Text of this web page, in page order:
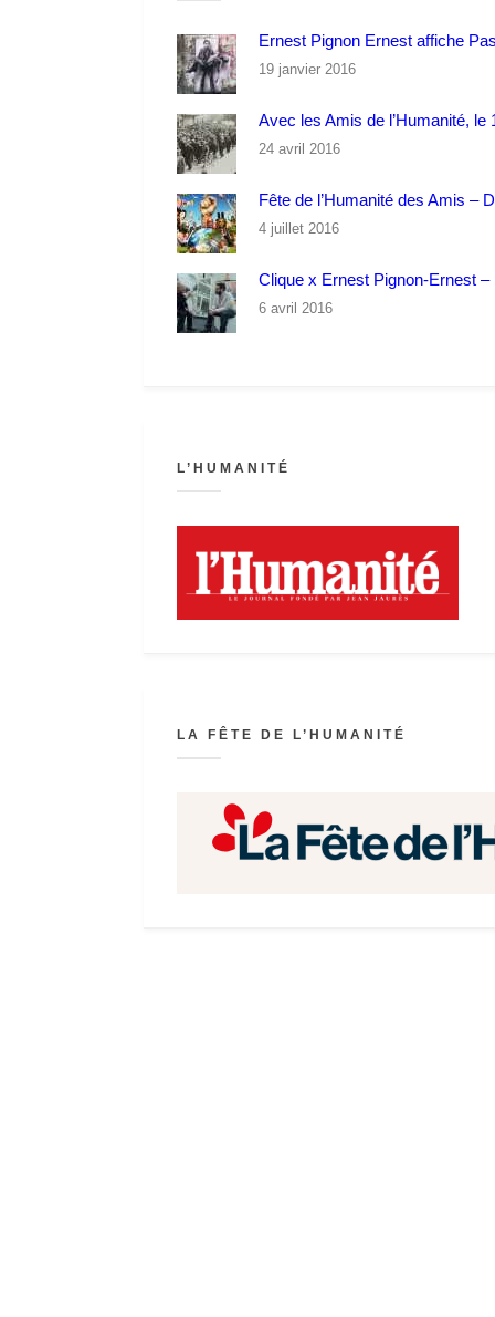
Ernest Pignon Ernest affiche
19 janvier 2016
Avec les Amis de l’Humanité, le
24 avril 2016
Fête de l’Humanité des Amis –
4 juillet 2016
Clique x Ernest Pignon-Ernest
6 avril 2016
L’HUMANITÉ
LA FÊTE DE L’HUMANITÉ